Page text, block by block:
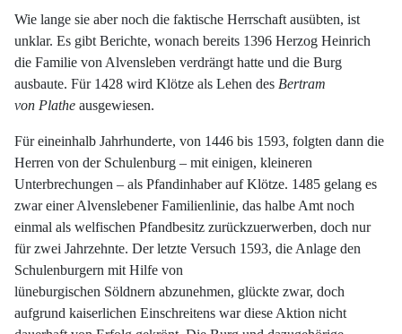
Wie lange sie aber noch die faktische Herrschaft ausübten, ist
unklar. Es gibt Berichte, wonach bereits 1396 Herzog Heinrich
die Familie von Alvensleben verdrängt hatte und die Burg
ausbaute. Für 1428 wird Klötze als Lehen des Bertram
von Plathe ausgewiesen.
Für eineinhalb Jahrhunderte, von 1446 bis 1593, folgten dann die
Herren von der Schulenburg – mit einigen, kleineren
Unterbrechungen – als Pfandinhaber auf Klötze. 1485 gelang es
zwar einer Alvenslebener Familienlinie, das halbe Amt noch
einmal als welfischen Pfandbesitz zurückzuerwerben, doch nur
für zwei Jahrzehnte. Der letzte Versuch 1593, die Anlage den
Schulenburgern mit Hilfe von
lüneburgischen Söldnern abzunehmen, glückte zwar, doch
aufgrund kaiserlichen Einschreitens war diese Aktion nicht